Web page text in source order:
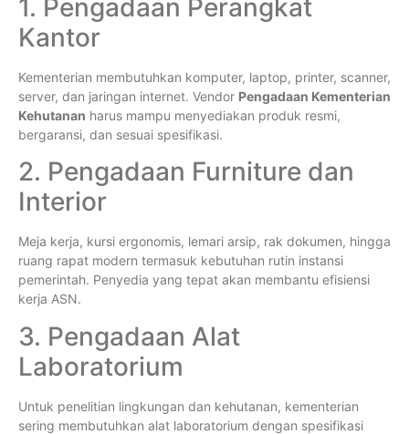
1. Pengadaan Perangkat
Kantor
Kementerian membutuhkan komputer, laptop, printer, scanner,
server, dan jaringan internet. Vendor Pengadaan Kementerian
Kehutanan harus mampu menyediakan produk resmi,
bergaransi, dan sesuai spesifikasi.
2. Pengadaan Furniture dan
Interior
Meja kerja, kursi ergonomis, lemari arsip, rak dokumen, hingga
ruang rapat modern termasuk kebutuhan rutin instansi
pemerintah. Penyedia yang tepat akan membantu efisiensi
kerja ASN.
3. Pengadaan Alat
Laboratorium
Untuk penelitian lingkungan dan kehutanan, kementerian
sering membutuhkan alat laboratorium dengan spesifikasi